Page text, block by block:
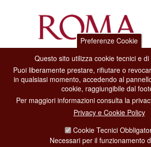
Dipartimento Grandi Eventi, Sport,
Via di San Basilio, 51
00187 Roma
CONTACT CENTER TEL. 06
CONTATTA LA REDAZIONE
Preferenze Cookie
Questo sito utilizza cookie tecnici e
Puoi liberamente prestare, rifiutare o
in qualsiasi momento, accedendo al
cookie, raggiungibile dal
Per maggiori informazioni consulta la
Privacy e Cookie Policy
Cookie Tecnici
Necessari per il funzionamento